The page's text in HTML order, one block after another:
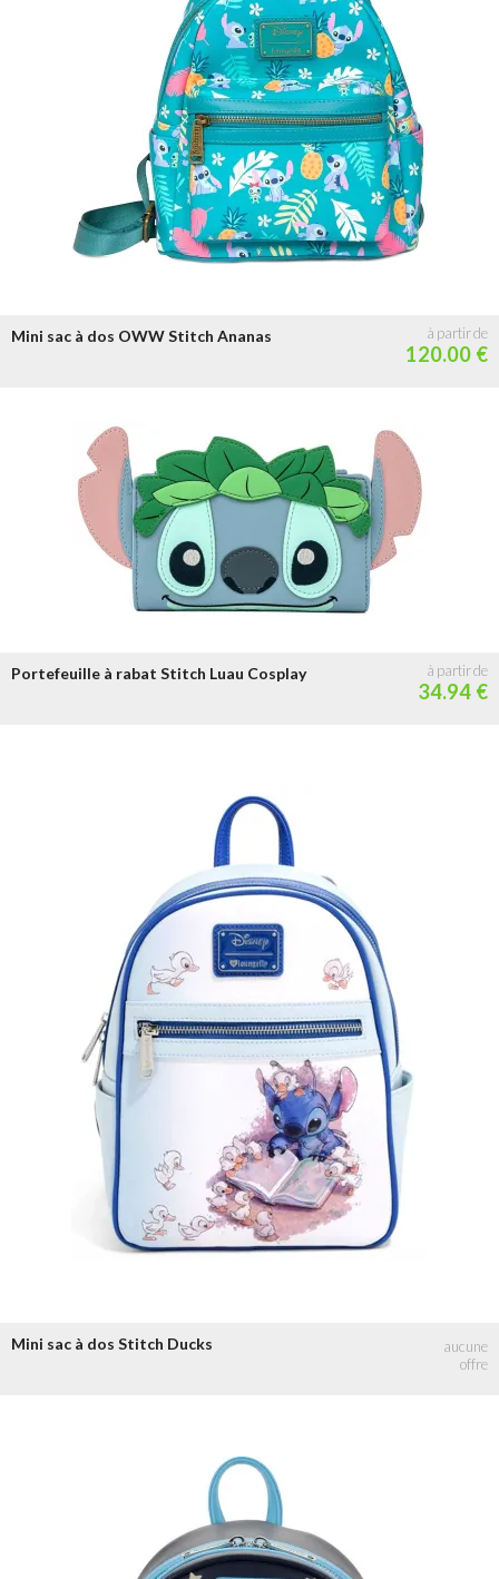
Mini sac à dos OWW Stitch Ananas
120.00 €
Portefeuille à rabat Stitch Luau Cosplay
34.94 €
Mini sac à dos Stitch Ducks